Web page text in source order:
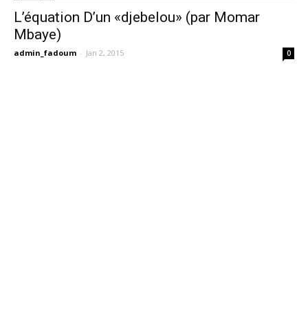
L’équation D’un «djebelou» (par Momar
Mbaye)
admin_fadoum - Jan 2, 2015 0